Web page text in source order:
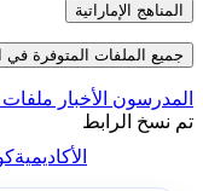
المناهج الإماراتية
جميع الملفات المتوفرة في
المدرسون الأخبار ملفات
تم نسخ الرابط
الأكاديمية